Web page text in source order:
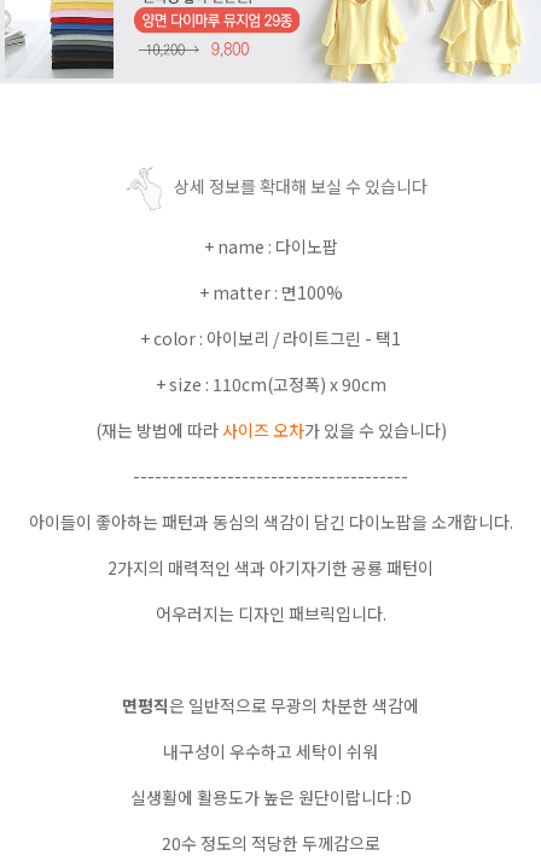
상세 정보를 확대해 보실 수 있습니다
+ name : 다이노팝
+ matter : 면100%
+ color : 아이보리 / 라이트그린 - 택1
+ size : 110cm(고정폭) x 90cm
(재는 방법에 따라사이즈 오차가 있을 수 있습니다)
--------------------------------------
아이들이 좋아하는 패턴과 동심의 색감이 담긴 다이노팝을 소개합니다.
2가지의 매력적인 색과 아기자기한 공룡 패턴이
어우러지는 디자인 패브릭입니다.
면평직은 일반적으로 무광의 차분한 색감에
내구성이 우수하고 세탁이 쉬워
실생활에 활용도가 높은 원단이랍니다 :D
20수 정도의 적당한 두께감으로